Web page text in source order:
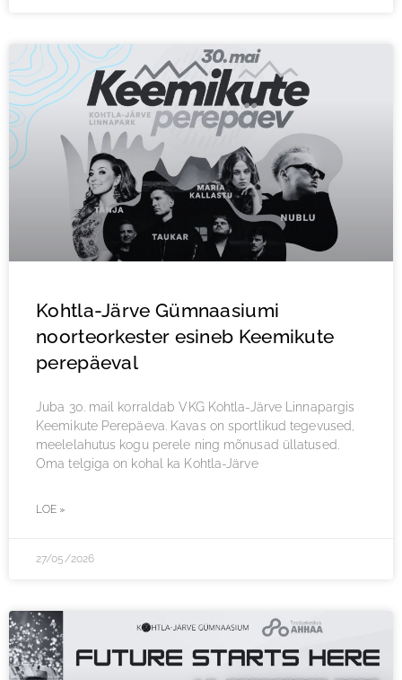
Kohtla-Järve Gümnaasiumi
noorteorkester esineb Keemikute
perepäeval
Juba 30. mail korraldab VKG Kohtla-Järve Linnapargis
Keemikute Perepäeva. Kavas on sportlikud tegevused,
meelelahutus kogu perele ning mõnusad üllatused.
Oma telgiga on kohal ka Kohtla-Järve
LOE »
27/05/2026